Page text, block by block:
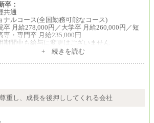
卒：
共通
ナルコース(全国勤務可能なコース)
卒 月給278,000円／大学卒 月給260,000円／短
専・専門卒 月給235,000円
期間中も給与に変更はございません
卒 月給264,000円／大学卒 月給250,000円／短
間中も給与に変更はございません
250,000円～400,000円
+ 続きを読む
重し、成長を後押ししてくれる会社